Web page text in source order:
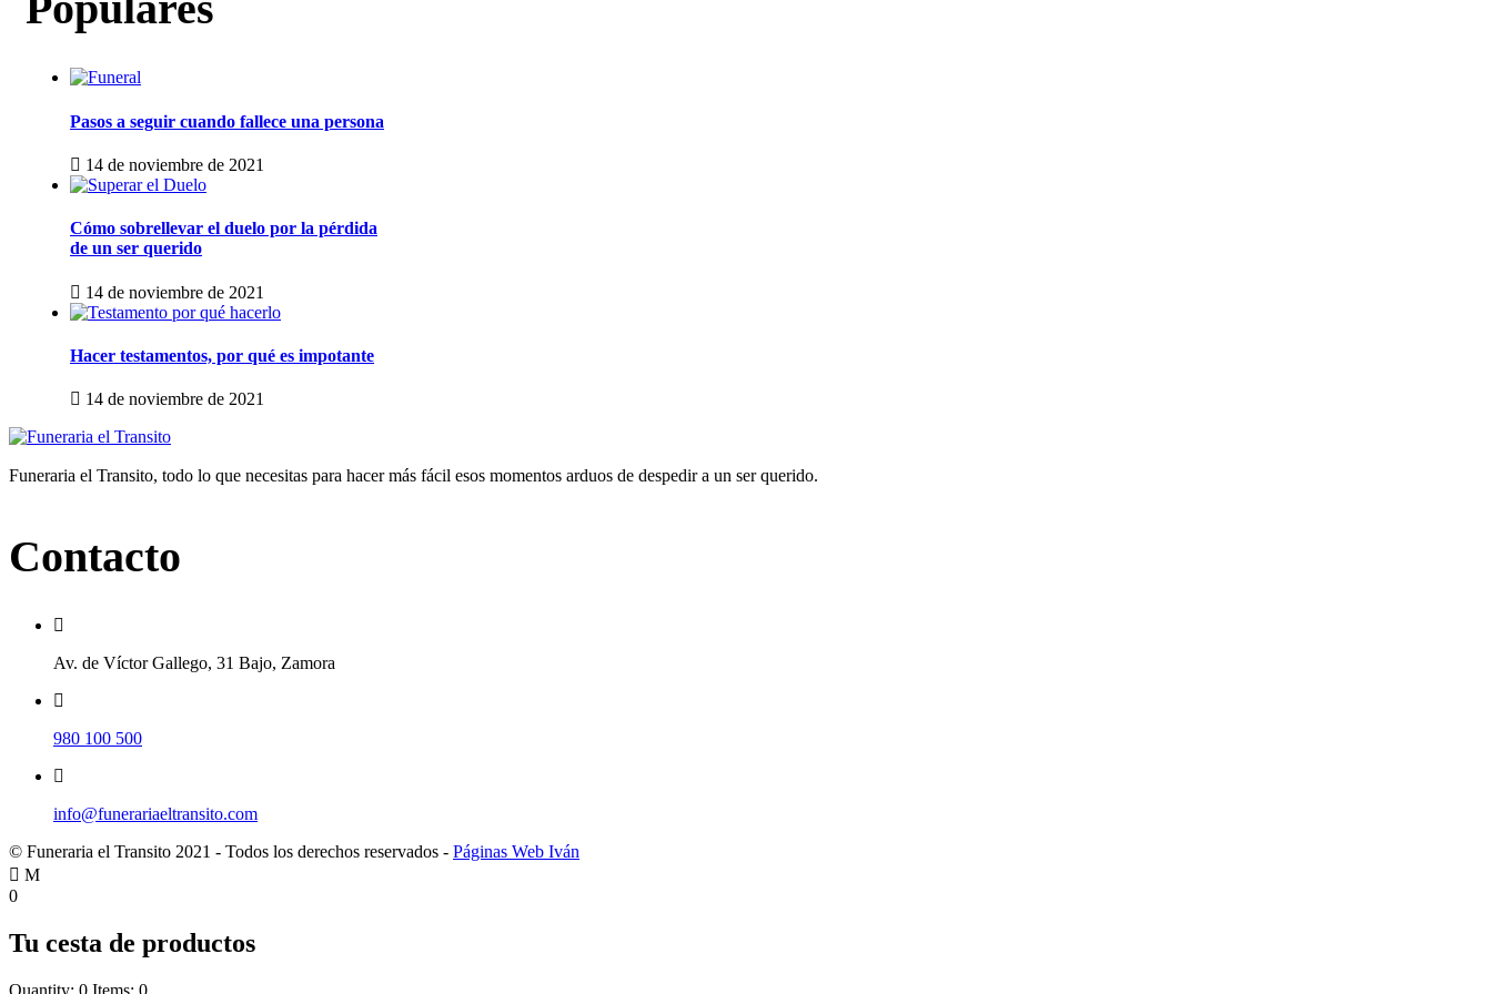
Pasos a seguir cuando fallece una persona
14 de noviembre de 2021
Cómo sobrellevar el duelo por la pérdida
de un ser querido
14 de noviembre de 2021
Hacer testamentos, por qué es impotante
14 de noviembre de 2021
Funeraria el Transito, todo lo que necesitas para hacer más fácil esos momentos arduos de despedir a un ser querido.
Contacto
Av. de Víctor Gallego, 31 Bajo, Zamora
980 100 500
info@funerariaeltransito.com
© Funeraria el Transito 2021 - Todos los derechos reservados - Páginas Web Iván
0
Tu cesta de productos
Quantity: 0 Items: 0